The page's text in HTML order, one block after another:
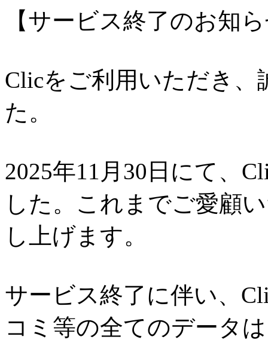
【サービス終了のお知
Clicをご利用いただき
た。
2025年11月30日にて、
した。これまでご愛顧
し上げます。
サービス終了に伴い、
コミ等の全てのデータ